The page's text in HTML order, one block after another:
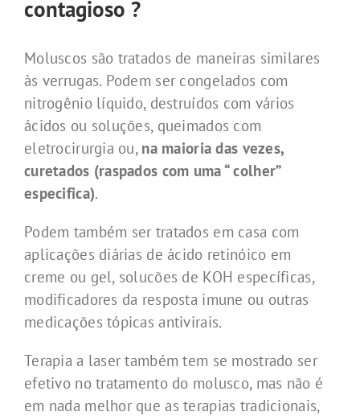
contagioso ?
Moluscos são tratados de maneiras similares
às verrugas. Podem ser congelados com
nitrogênio líquido, destruídos com vários
ácidos ou soluções, queimados com
eletrocirurgia ou, na maioria das vezes,
curetados (raspados com uma “ colher”
especifica).
Podem também ser tratados em casa com
aplicações diárias de ácido retinóico em
creme ou gel, solucões de KOH específicas,
modificadores da resposta imune ou outras
medicações tópicas antivirais.
Terapia a laser também tem se mostrado ser
efetivo no tratamento do molusco, mas não é
em nada melhor que as terapias tradicionais,